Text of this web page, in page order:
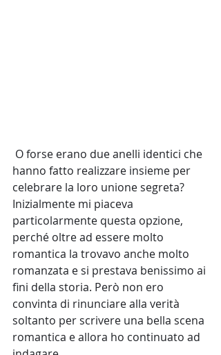
hanno fatto realizzare insieme per
celebrare la loro unione segreta?
Inizialmente mi piaceva
particolarmente questa opzione,
perché oltre ad essere molto
romantica la trovavo anche molto
romanzata e si prestava benissimo ai
fini della storia. Però non ero
convinta di rinunciare alla verità
soltanto per scrivere una bella scena
romantica e allora ho continuato ad